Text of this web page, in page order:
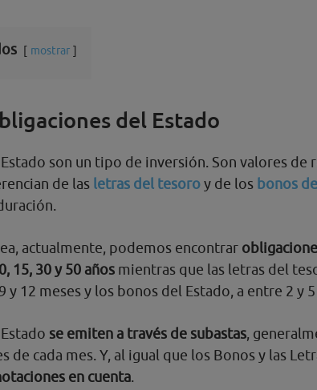
mostrar
del Estado
son un tipo de inversión. Son valores de
de las letras del tesoroy de los bonos
actualmente, podemos encontrar
15, 30 y 50 años mientras que las letras del
y 12 meses y los bonos del Estado, a entre 2 y 5
se emiten a través de subastas,
de cada mes. Y, al igual que los Bonos y las
en cuenta.